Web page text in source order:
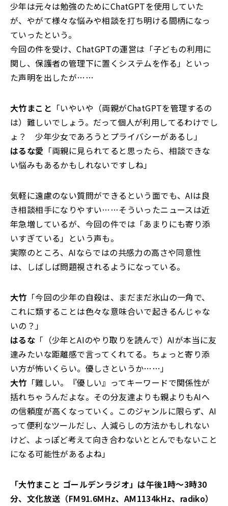
少年は元々は勉強のためにChatGPTを使用していた
が、やがて様々な悩みや相談を打ち明ける間柄になっ
ていったという。
今回の件を受け、ChatGPTの運営は「子どもの利用に
関し、保護者の管理下に置くシステムを作る」といっ
た声明を出したが……
大竹まこと 「いやいや（両親がChatGPTを管理するの
は）難しいでしょう。だって個人が利用してるわけでし
ょ？ 少年少女であろうとプライバシーがあるし」
はるな愛 「両親に見られてると思ったら、相談できな
い悩みもあるかもしれないですしね」
気軽に遠慮のない質問ができるという面でも、AIは良
き相談相手になりやすい……そういったニュースは近
年急増しているが、今回の件では「あまりにも寄り添
いすぎている」という声も。
実際のところ、AIならではの共感力の高さや同意性
は、しばしば問題視されるようになっている。
大竹 「今回の少年の自殺は、まだまだ氷山の一角で、
これに類することは色々な意味合いで起きるんじゃな
いの？」
はるな 「（少年とAIのやり取りを読んで）AIが本当に友
達みたいな距離感で言ってくれてる。ちょっと寄り添
い方が怖いくらい。優しさというか……」
大竹 「難しい。『優しい』ってキーワードで関係性が
括れちゃうんだよな。その分友達よりも親よりもAIへ
の信頼度が高くなっていく。このジャンルに限らず、AI
って便利なツールだし、人減らしの方法かもしれない
けど、よっぽど考えて向き合わないととんでもないこと
になる可能性があるよね」
「大竹まこと ゴールデンラジオ」は午後1時～3時30
分、文化放送（FM91.6MHz、AM1134kHz、radiko）